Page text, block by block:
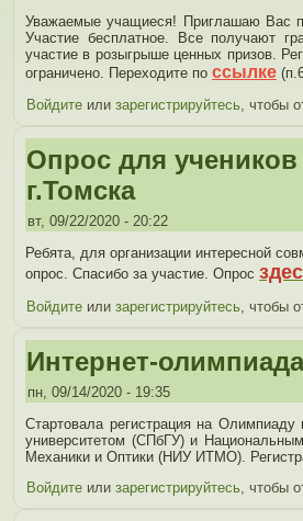
Уважаемые учащиеся! Приглашаю Вас
Участие бесплатное. Все получают
участие в розыгрыше ценных призов.
ограничено. Переходите по ссылке
Войдите или зарегистрируйтесь, чтобы
Опрос для учеников
г.Томска
вт, 09/22/2020 - 20:22
Ребята, для организации интересной
опрос. Спасибо за участие. Опрос
Войдите или зарегистрируйтесь, чтобы
Интернет-
пн, 09/14/2020 - 19:35
Стартовала регистрация на Олимпиаду
университетом (СПбГУ) и
Механики и Оптики (НИУ ИТМО).
Войдите или зарегистрируйтесь, чтобы